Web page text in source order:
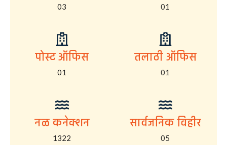
03 01
पोस्ट ऑफिस
01
तलाठी ऑफिस
01
नळ कनेक्शन
1322
सार्वजनिक विहीर
05